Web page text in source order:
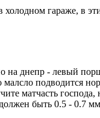
гараже, в
на днепр - левый
подводится
матчасть
быть 0.5 - 0.7